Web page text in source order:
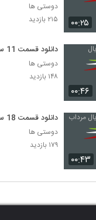
۰۰:۲۵
دوستی ها
۲۱۵ بازدید
۰۰:۴۶
دانلود قسمت 11 سریال داوینچیز
دوستی ها
۱۴۸ بازدید
۰۰:۴۳
دانلود قسمت 18 سریال مرداب
دوستی ها
۱۷۹ بازدید